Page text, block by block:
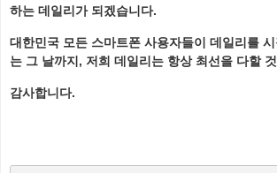
하는 데일리가 되겠습니다.
대한민국 모든 스마트폰 사용자들이 데일리를
는 그 날까지 , 저희 데일리는 항상 최선을 다할
감사합니다.